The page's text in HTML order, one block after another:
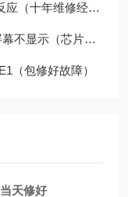
十年维修经验）
示（芯片级修理）
（包修好故障）
天修好